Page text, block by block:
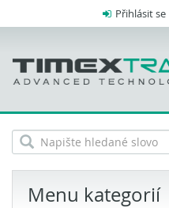
Přihlásit se
Menu kategorií